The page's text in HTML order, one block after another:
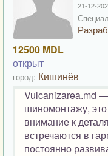
21-12-
12500 MDL
открыт
город: Кишинёв
Vulcanizarea.md
шиномонтажу,
внимание к
встречаются в
постоянно